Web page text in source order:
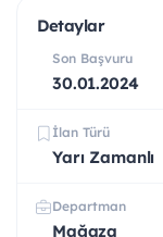
Detaylar
Son Başvuru
30.01.2024
İlan Türü
Yarı Zamanlı
Departman
Mağaza